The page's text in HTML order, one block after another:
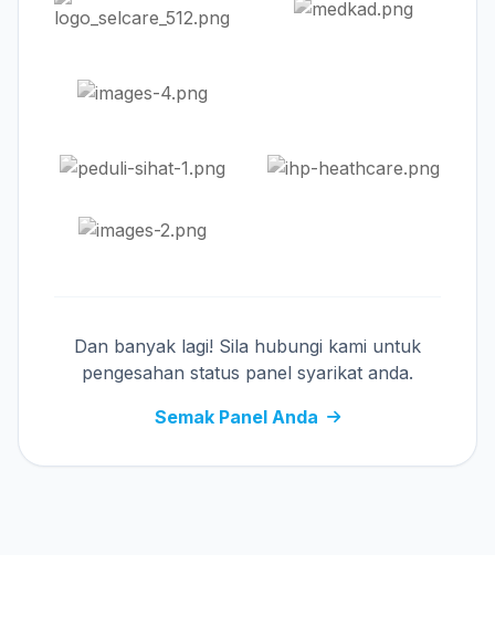
Dan banyak lagi! Sila hubungi kami untuk
pengesahan status panel syarikat anda.
Semak Panel Anda